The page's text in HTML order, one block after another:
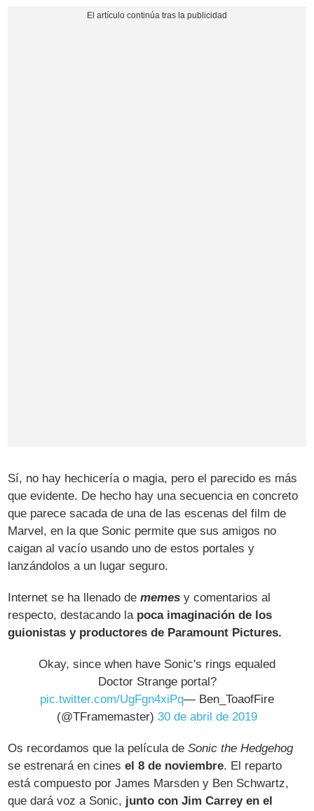
Sí, no hay hechicería o magia, pero el parecido es más
que evidente. De hecho hay una secuencia en concreto
que parece sacada de una de las escenas del film de
Marvel, en la que Sonic permite que sus amigos no
caigan al vacío usando uno de estos portales y
lanzándolos a un lugar seguro.
Internet se ha llenado dememes y comentarios al
respecto, destacando la poca imaginación de los
guionistas y productores de Paramount Pictures.
Okay, since when have Sonic's rings equaled
Doctor Strange portal?
pic.twitter.com/UgFgn4xiPq— Ben_ToaofFire
(@TFramemaster) 30 de abril de 2019
Os recordamos que la película deSonic the Hedgehog
se estrenará en cinesel 8 de noviembre. El reparto
está compuesto por James Marsden y Ben Schwartz,
que dará voz a Sonic, junto con Jim Carrey en el